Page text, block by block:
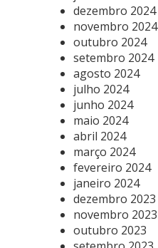
dezembro 2024
novembro 2024
outubro 2024
setembro 2024
agosto 2024
julho 2024
junho 2024
maio 2024
abril 2024
março 2024
fevereiro 2024
janeiro 2024
dezembro 2023
novembro 2023
outubro 2023